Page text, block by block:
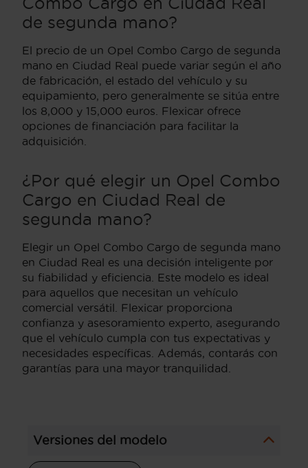
de segunda mano?
El precio de un Opel Combo Cargo de segunda
mano en Ciudad Real puede variar según el año
de fabricación, el estado del vehículo y su
equipamiento, pero generalmente se sitúa entre
los 8,000 y 15,000 euros. Flexicar ofrece
opciones de financiación para facilitar la
adquisición.
¿Por qué elegir un Opel Combo
Cargo en Ciudad Real de
segunda mano?
Elegir un Opel Combo Cargo de segunda mano
en Ciudad Real es una decisión inteligente por
su fiabilidad y eficiencia. Este modelo es ideal
para aquellos que necesitan un vehículo
comercial versátil. Flexicar proporciona
confianza y asesoramiento experto, asegurando
que el vehículo cumpla con tus expectativas y
necesidades específicas. Además, contarás con
garantías para una mayor tranquilidad.
Versiones del modelo